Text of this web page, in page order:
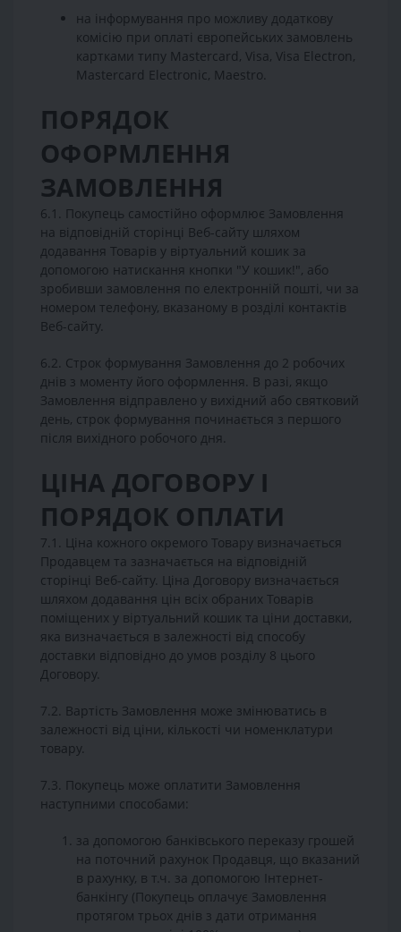
на інформування про можливу додаткову
комісію при оплаті європейських замовлень
картками типу Mastercard, Visa, Visa Electron,
Mastercard Electronic, Maestro.
ПОРЯДОК
ОФОРМЛЕННЯ
ЗАМОВЛЕННЯ
6.1. Покупець самостійно оформлює Замовлення
на відповідній сторінці Веб-сайту шляхом
додавання Товарів у віртуальний кошик за
допомогою натискання кнопки "У кошик!", або
зробивши замовлення по електронній пошті, чи за
номером телефону, вказаному в розділі контактів
Веб-сайту.
6.2. Строк формування Замовлення до 2 робочих
днів з моменту його оформлення. В разі, якщо
Замовлення відправлено у вихідний або святковий
день, строк формування починається з першого
після вихідного робочого дня.
ЦІНА ДОГОВОРУ І
ПОРЯДОК ОПЛАТИ
7.1. Ціна кожного окремого Товару визначається
Продавцем та зазначається на відповідній
сторінці Веб-сайту. Ціна Договору визначається
шляхом додавання цін всіх обраних Товарів
поміщених у віртуальний кошик та ціни доставки,
яка визначається в залежності від способу
доставки відповідно до умов розділу 8 цього
Договору.
7.2. Вартість Замовлення може змінюватись в
залежності від ціни, кількості чи номенклатури
товару.
7.3. Покупець може оплатити Замовлення
наступними способами:
за допомогою банківського переказу грошей
на поточний рахунок Продавця, що вказаний
в рахунку, в т.ч. за допомогою Інтернет-
банкінгу (Покупець оплачує Замовлення
протягом трьох днів з дати отримання